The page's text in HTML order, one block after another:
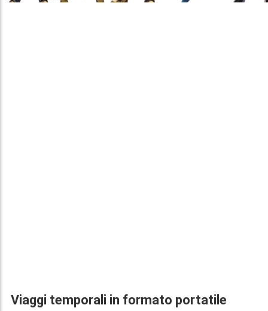
Viaggi temporali in formato portatile